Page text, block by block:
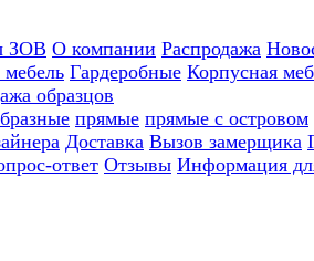
ЗОВ О компании Распродажа
Гардеробные Корпусная
образцов
прямые прямые с островом
Доставка Вызов замерщика
ответ Отзывы Информация